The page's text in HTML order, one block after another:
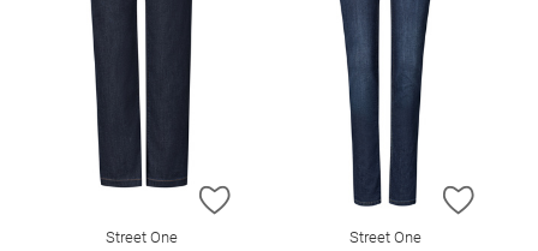
ZUR WUNSCHLISTE HINZUFÜGEN
Street One
ZUR
Street One